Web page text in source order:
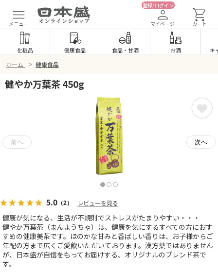
メニュー
登録/ログイン
マイページ カート
化粧品 健康食品 食品・ 甘酒 お酒 キ
ホーム > 健康食品
健やか万葉茶 450g
5.0 （2） レビューを見る
健康が気になる、生活が不規則でストレスがたまりやすい・・・
健やか万葉茶（まんようちゃ）は、健康を気にするすべての方におす
すめの健康美茶です。ほのかな甘みと香ばしい香りは、お子様からご
年配の方まで広くご愛飲いただいております。漢方薬ではありません
が、日本盛が自信をもってお届けする、オリジナルのブレンド茶で
す。